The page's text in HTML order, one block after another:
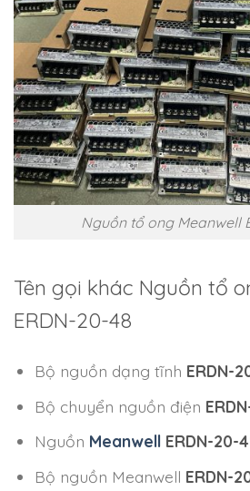
Nguồn tổ ong Meanwell
Tên gọi khác Nguồn tổ
ERDN-20-48
Bộ nguồn dạng tĩnh ERDN-
Bộ chuyển nguồn điện
Nguồn Meanwell ERDN-20-
Bộ nguồn Meanwell ERDN-